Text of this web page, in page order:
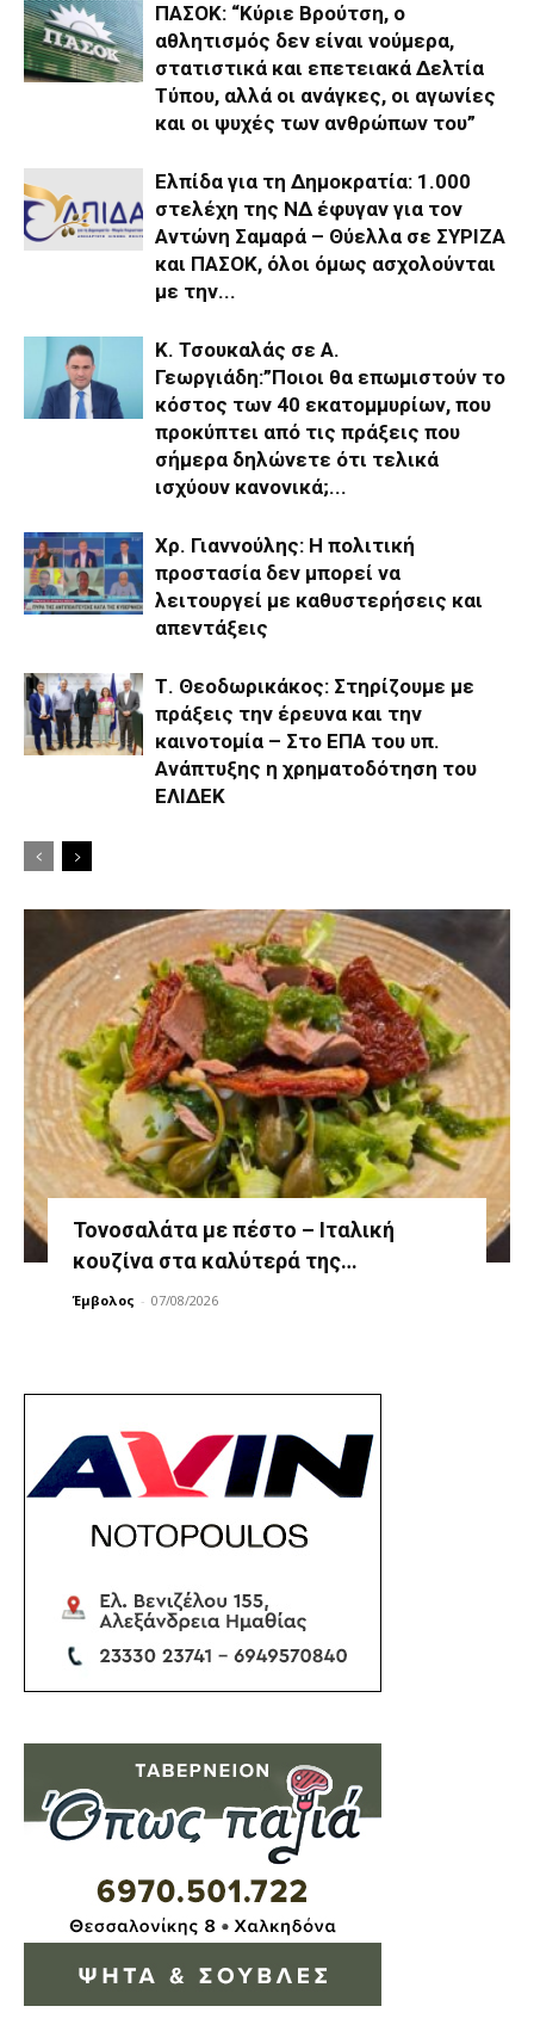
ΠΑΣΟΚ: “Κύριε Βρούτση, ο
αθλητισμός δεν είναι νούμερα,
στατιστικά και επετειακά Δελτία
Τύπου, αλλά οι ανάγκες, οι αγωνίες
και οι ψυχές των ανθρώπων του”
Ελπίδα για τη Δημοκρατία: 1.000
στελέχη της ΝΔ έφυγαν για τον
Αντώνη Σαμαρά – Θύελλα σε ΣΥΡΙΖΑ
και ΠΑΣΟΚ, όλοι όμως ασχολούνται
με την...
Κ. Τσουκαλάς σε Α.
Γεωργιάδη:”Ποιοι θα επωμιστούν το
κόστος των 40 εκατομμυρίων, που
προκύπτει από τις πράξεις που
σήμερα δηλώνετε ότι τελικά
ισχύουν κανονικά;...
Χρ. Γιαννούλης: Η πολιτική
προστασία δεν μπορεί να
λειτουργεί με καθυστερήσεις και
απεντάξεις
Τ. Θεοδωρικάκος: Στηρίζουμε με
πράξεις την έρευνα και την
καινοτομία – Στο ΕΠΑ του υπ.
Ανάπτυξης η χρηματοδότηση του
ΕΛΙΔΕΚ
Τονοσαλάτα με πέστο – Ιταλική
κουζίνα στα καλύτερά της…
Έμβολος - 07/08/2026